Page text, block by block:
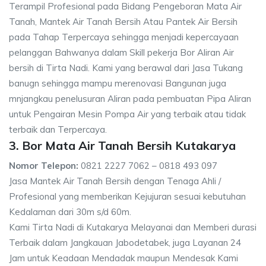
Terampil Profesional pada Bidang Pengeboran Mata Air
Tanah, Mantek Air Tanah Bersih Atau Pantek Air Bersih
pada Tahap Terpercaya sehingga menjadi kepercayaan
pelanggan Bahwanya dalam Skill pekerja Bor Aliran Air
bersih di Tirta Nadi. Kami yang berawal dari Jasa Tukang
banugn sehingga mampu merenovasi Bangunan juga
mnjangkau penelusuran Aliran pada pembuatan Pipa Aliran
untuk Pengairan Mesin Pompa Air yang terbaik atau tidak
terbaik dan Terpercaya.
3. Bor Mata Air Tanah Bersih Kutakarya
Nomor Telepon: 0821 2227 7062 – 0818 493 097
Jasa Mantek Air Tanah Bersih dengan Tenaga Ahli /
Profesional yang memberikan Kejujuran sesuai kebutuhan
Kedalaman dari 30m s/d 60m.
Kami Tirta Nadi di Kutakarya Melayanai dan Memberi durasi
Terbaik dalam Jangkauan Jabodetabek, juga Layanan 24
Jam untuk Keadaan Mendadak maupun Mendesak Kami